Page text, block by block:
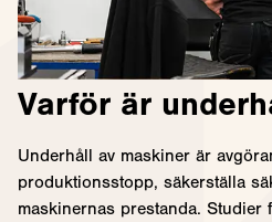
Varför är
Underhåll av maskiner är
produktionsstopp, säkerställa
maskinernas prestanda. Studier